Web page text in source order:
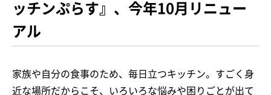
ッチンぷらす』、今年10月リニュー
アル
家族や自分の食事のため、毎日立つキッチン。すごく身
近な場所だからこそ、いろいろな悩みや困りごとが出て